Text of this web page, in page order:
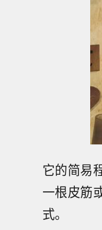
它的简易
一根皮筋
式。